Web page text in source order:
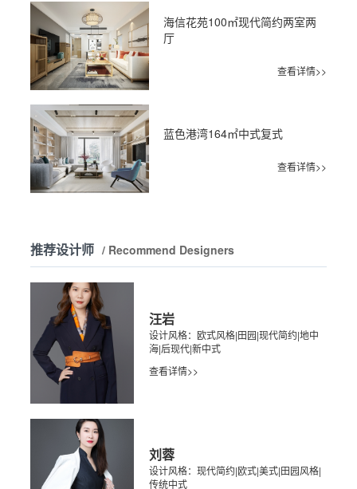
海信花苑100㎡现代简约两室两
厅
查看详情>>
蓝色港湾164㎡中式复式
查看详情>>
推荐设计师 / Recommend Designers
汪岩
设计风格：欧式风格|田园|现代简约|地中
海|后现代|新中式
查看详情>>
刘蓉
设计风格：现代简约|欧式|美式|田园风格|
传统中式